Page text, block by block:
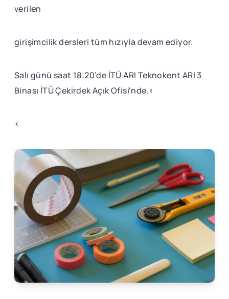
verilen
girişimcilik dersleri tüm hızıyla devam ediyor.
Salı günü saat 18:20’de İTÜ ARI Teknokent ARI 3
Binası İTÜ Çekirdek Açık Ofisi'nde.<
<